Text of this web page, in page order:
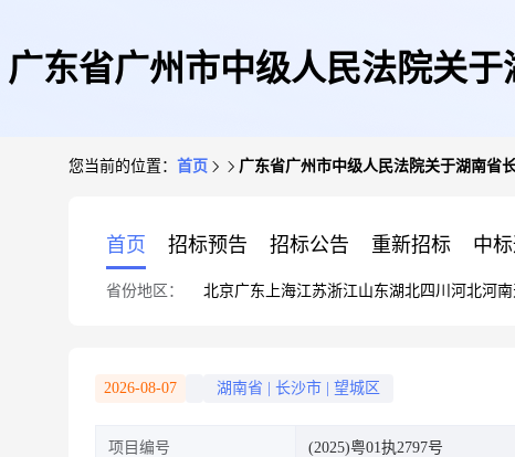
广东省广州市中级人民法院关
您当前的位置： 首页 广东省广州市中级人民法院关于湖南省
首页 招标预告 招标公告 重新招标 中
省份地区： 北京广东 上海江苏浙江山东湖北四川 河北河南
2026-08-07 湖南省 长沙市 望城区
项目编号 (2025)粤01执2797号